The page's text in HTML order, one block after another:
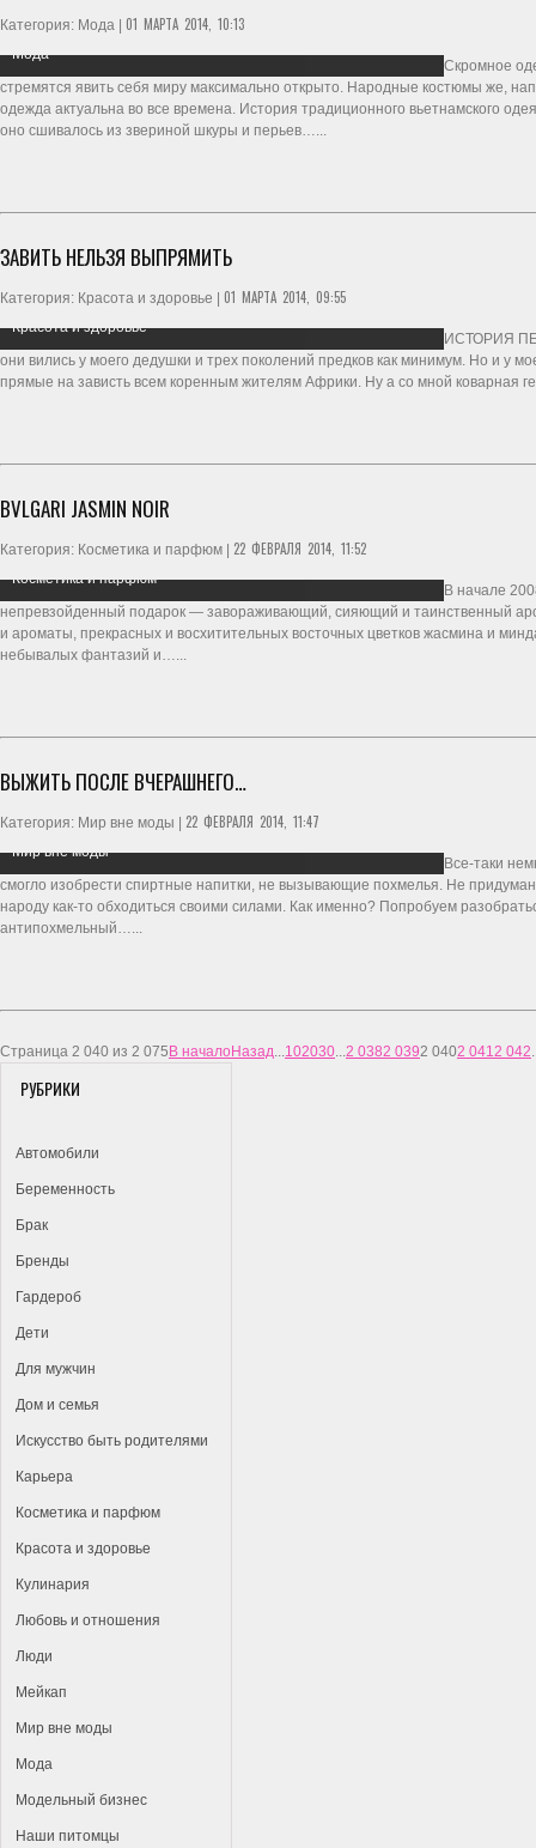
Категория: Мода | 01 МАРТА 2014, 10:13
Мода
Скромное
стремятся явить себя миру максимально открыто. Народные костюмы же,
одежда актуальна во все времена. История традиционного вьетнамского
оно сшивалось из звериной шкуры и перьев…...
ЗАВИТЬ НЕЛЬЗЯ ВЫПРЯМИТЬ
Категория: Красота и здоровье | 01 МАРТА 2014, 09:55
Красота и здоровье
ИСТОРИЯ
они вились у моего дедушки и трех поколений предков как минимум. Но и
прямые на зависть всем коренным жителям Африки. Ну а со мной коварная
BVLGARI JASMIN NOIR
Категория: Косметика и парфюм | 22 ФЕВРАЛЯ 2014, 11:52
Косметика и парфюм
В начале
непревзойденный подарок — завораживающий, сияющий и таинственный
и ароматы, прекрасных и восхитительных восточных цветков жасмина и
небывалых фантазий и…...
ВЫЖИТЬ ПОСЛЕ ВЧЕРАШНЕГО…
Категория: Мир вне моды | 22 ФЕВРАЛЯ 2014, 11:47
Мир вне моды
Все-таки
смогло изобрести спиртные напитки, не вызывающие похмелья. Не
народу как-то обходиться своими силами. Как именно? Попробуем
антипохмельный…...
Страница 2 040 из 2 075 В началоНазад...102030...2 0382 0392 0402 0412 042
РУБРИКИ
Автомобили
Беременность
Брак
Бренды
Гардероб
Дети
Для мужчин
Дом и семья
Искусство быть родителями
Карьера
Косметика и парфюм
Красота и здоровье
Кулинария
Любовь и отношения
Люди
Мейкап
Мир вне моды
Мода
Модельный бизнес
Наши питомцы